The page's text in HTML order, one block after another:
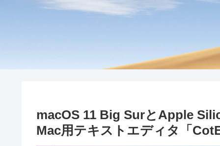
macOS 11 Big SurとApple
Mac用テキストエディタ「